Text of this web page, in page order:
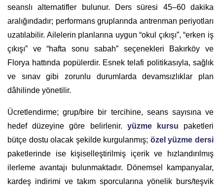
seanslı alternatifler bulunur. Ders süresi 45–60 dakika
aralığındadır; performans gruplarında antrenman periyotları
uzatılabilir. Ailelerin planlarına uygun “okul çıkışı”, “erken iş
çıkışı” ve “hafta sonu sabah” seçenekleri Bakırköy ve
Florya hattında popülerdir. Esnek telafi politikasıyla, sağlık
ve sınav gibi zorunlu durumlarda devamsızlıklar plan
dâhilinde yönetilir.
Ücretlendirme; grup/bire bir tercihine, seans sayısına ve
hedef düzeyine göre belirlenir. yüzme kursu paketleri
bütçe dostu olacak şekilde kurgulanmış; özel yüzme dersi
paketlerinde ise kişiselleştirilmiş içerik ve hızlandırılmış
ilerleme avantajı bulunmaktadır. Dönemsel kampanyalar,
kardeş indirimi ve takım sporcularına yönelik burs/teşvik